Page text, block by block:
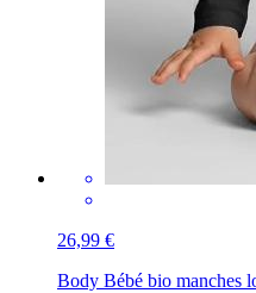
26,99 €
Body Bébé bio manches